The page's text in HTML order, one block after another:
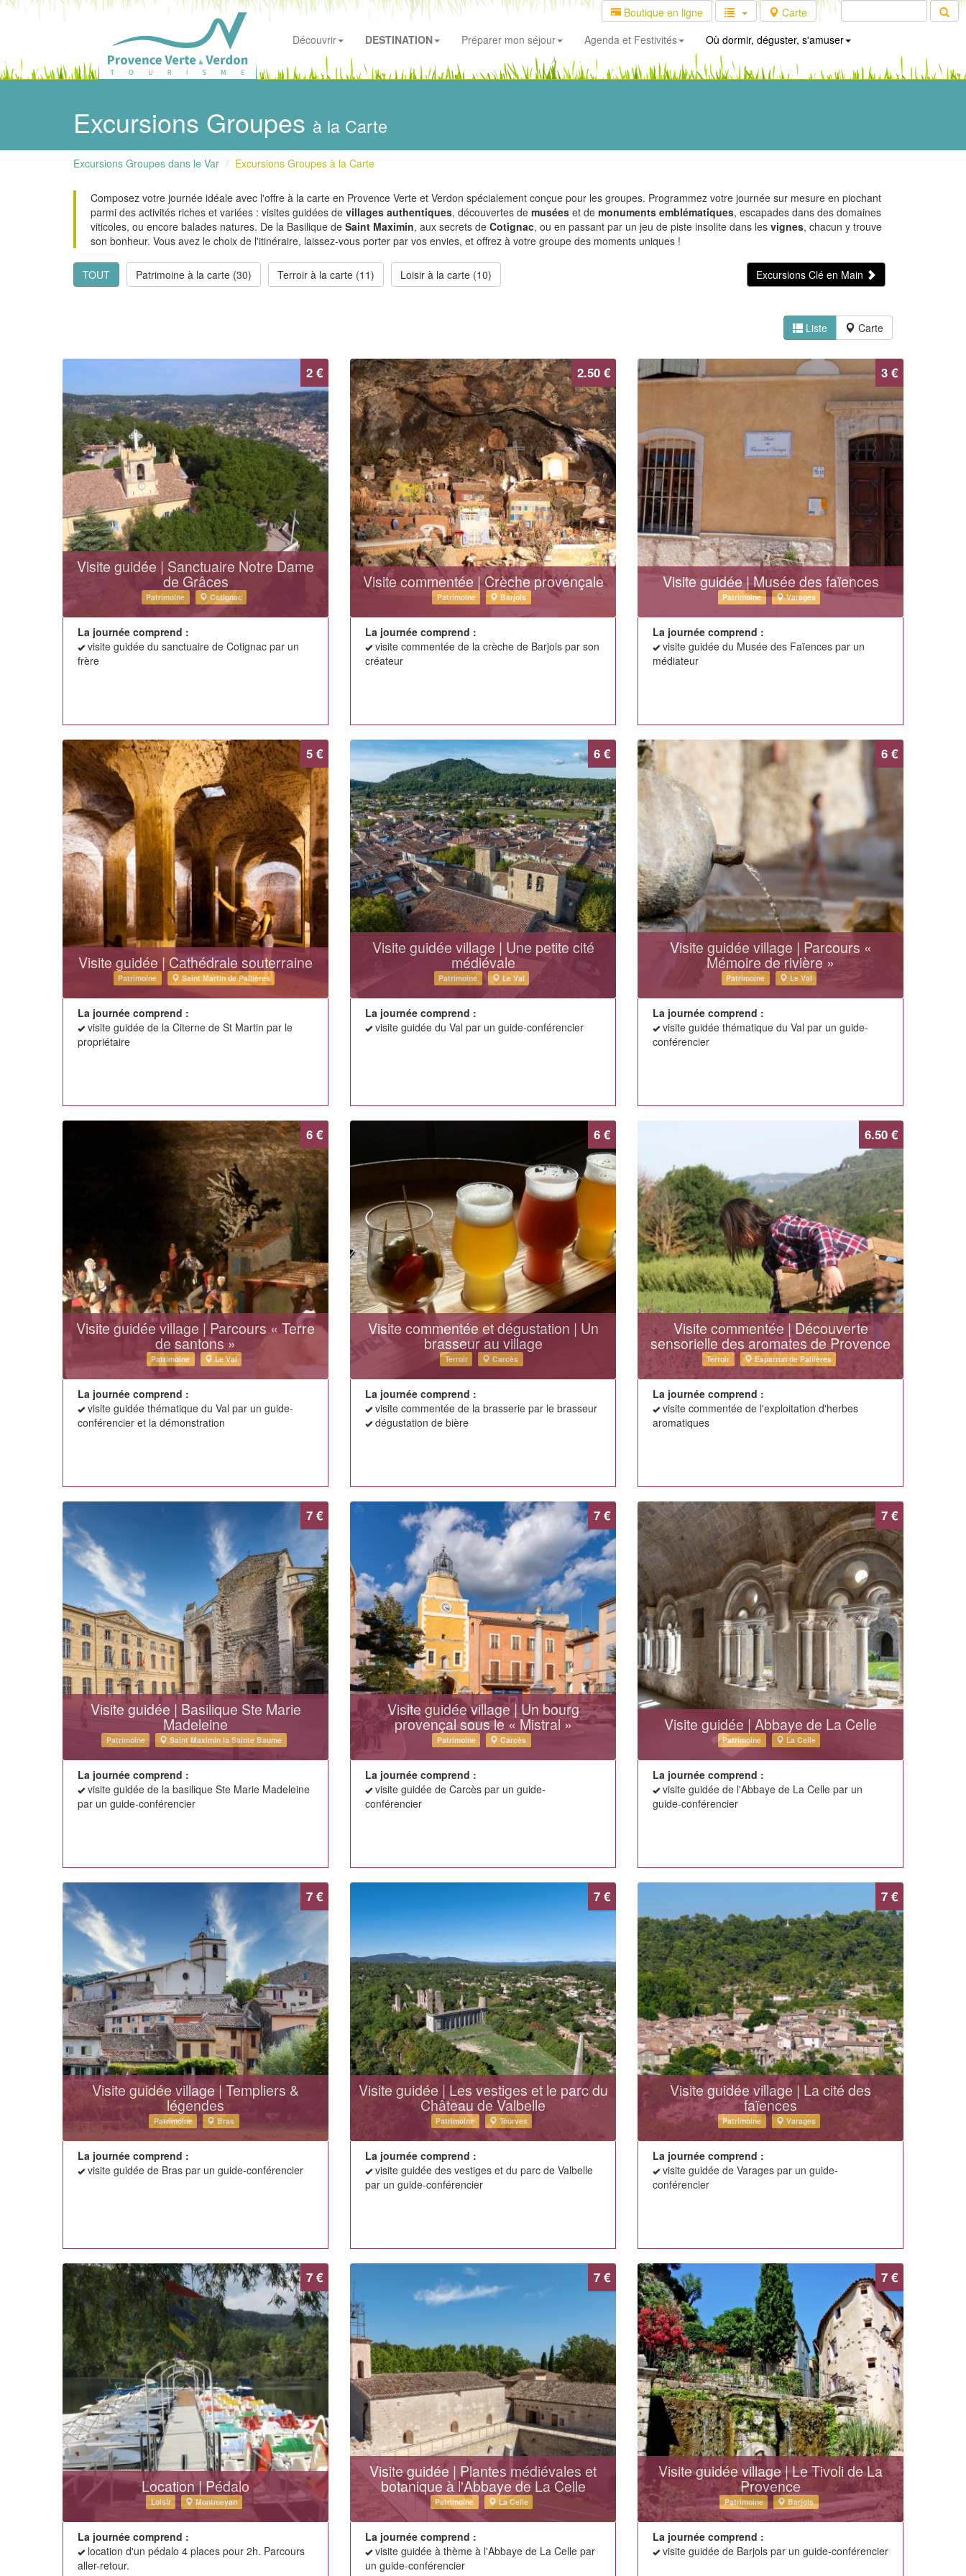
Boutique en ligne
Carte
Découvrir
DESTINATION Préparer mon séjour Agenda et Festivités Où dormir, déguster, s'amuser
Excursions Groupes à la Carte
Excursions Groupes dans le Var Excursions Groupes à la Carte
Composez votre journée idéale avec l'offre à la carte en Provence Verte et Verdon spécialement conçue pour les groupes. Programmez votre journée sur mesure en piochant
parmi des activités riches et variées : visites guidées de villages authentiques, découvertes de musées et de monuments emblématiques, escapades dans des domaines
viticoles, ou encore balades natures. De la Basilique de Saint Maximin, aux secrets de Cotignac, ou en passant par un jeu de piste insolite dans les vignes, chacun y trouve
son bonheur. Vous avez le choix de l'itinéraire, laissez-vous porter par vos envies, et offrez à votre groupe des moments uniques !
TOUT Patrimoine à la carte (30) Terroir à la carte (11) Loisir à la carte (10) Excursions Clé en Main
Liste Carte
2 €
Visite guidée | Sanctuaire Notre Dame
de Grâces
Patrimoine Cotignac
La journée comprend :
visite guidée du sanctuaire de Cotignac par un
frère
2.50 €
Visite commentée | Crèche provençale
Patrimoine Barjols
La journée comprend :
visite commentée de la crèche de Barjols par son
créateur
3 €
Visite guidée | Musée des faïences
Patrimoine Varages
La journée comprend :
visite guidée du Musée des Faïences par un
médiateur
5 €
Visite guidée | Cathédrale souterraine
Patrimoine Saint Martin de Pallières
La journée comprend :
visite guidée de la Citerne de St Martin par le
propriétaire
6 €
Visite guidée village | Une petite cité
médiévale
Patrimoine Le Val
La journée comprend :
visite guidée du Val par un guide-conférencier
6 €
Visite guidée village | Parcours «
Mémoire de rivière »
Patrimoine Le Val
La journée comprend :
visite guidée thématique du Val par un guide-
conférencier
6 €
Visite guidée village | Parcours « Terre
de santons »
Patrimoine Le Val
La journée comprend :
visite guidée thématique du Val par un guide-
conférencier et la démonstration
6 €
Visite commentée et dégustation | Un
brasseur au village
Terroir Carcès
La journée comprend :
visite commentée de la brasserie par le brasseur
dégustation de bière
6.50 €
Visite commentée | Découverte
sensorielle des aromates de Provence
Terroir Esparron de Pallières
La journée comprend :
visite commentée de l'exploitation d'herbes
aromatiques
7 €
Visite guidée | Basilique Ste Marie
Madeleine
Patrimoine Saint Maximin la Sainte Baume
La journée comprend :
visite guidée de la basilique Ste Marie Madeleine
par un guide-conférencier
7 €
Visite guidée village | Un bourg
provençal sous le « Mistral »
Patrimoine Carcès
La journée comprend :
visite guidée de Carcès par un guide-
conférencier
7 €
Visite guidée | Abbaye de La Celle
Patrimoine La Celle
La journée comprend :
visite guidée de l'Abbaye de La Celle par un
guide-conférencier
7 €
Visite guidée village | Templiers &
légendes
Patrimoine Bras
La journée comprend :
visite guidée de Bras par un guide-conférencier
7 €
Visite guidée | Les vestiges et le parc du
Château de Valbelle
Patrimoine Tourves
La journée comprend :
visite guidée des vestiges et du parc de Valbelle
par un guide-conférencier
7 €
Visite guidée village | La cité des
faïences
Patrimoine Varages
La journée comprend :
visite guidée de Varages par un guide-
conférencier
7 €
Location | Pédalo
Loisir Montmeyan
La journée comprend :
location d'un pédalo 4 places pour 2h. Parcours
aller-retour.
7 €
Visite guidée | Plantes médiévales et
botanique à l'Abbaye de La Celle
Patrimoine La Celle
La journée comprend :
visite guidée à thème à l'Abbaye de La Celle par
un guide-conférencier
7 €
Visite guidée village | Le Tivoli de La
Provence
Patrimoine Barjols
La journée comprend :
visite guidée de Barjols par un guide-conférencier